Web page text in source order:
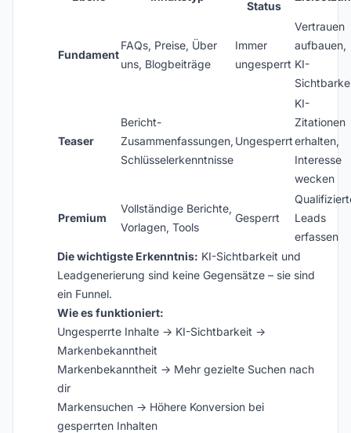
Status
Fundament
FAQs, Preise, Über
uns, Blogbeiträge
Immer
ungesperrt
Vertrauen
aufbauen,
KI-
Teaser
Bericht-
Zusammenfassungen,
Schlüsselerkenntnisse
Ungesperrt
KI-
Zitationen
erhalten,
Interesse
wecken
Premium
Vollständige Berichte,
Vorlagen, Tools
Gesperrt
Leads
erfassen
Die wichtigste Erkenntnis: KI-Sichtbarkeit und
Leadgenerierung sind keine Gegensätze – sie sind
ein Funnel.
Wie es funktioniert:
Ungesperrte Inhalte → KI-Sichtbarkeit →
Markenbekanntheit
Markenbekanntheit → Mehr gezielte Suchen nach
dir
Markensuchen → Höhere Konversion bei
gesperrten Inhalten